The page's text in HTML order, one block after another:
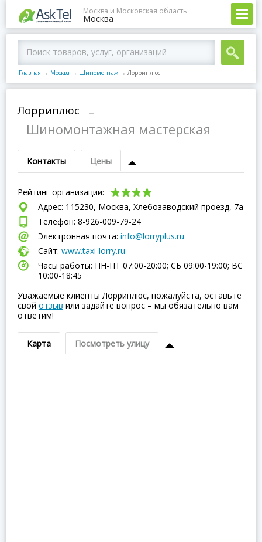
Москва и Московская область
Москва
Главная → Москва → Шиномонтаж → Лорриплюс
Лорриплюс
–
Шиномонтажная мастерская
Контакты Цены
Рейтинг организации:
Адрес: 115230, Москва, Хлебозаводский проезд, 7а
Телефон: 8-926-009-79-24
Электронная почта: info@lorryplus.ru
Сайт: www.taxi-lorry.ru
Часы работы: ПН-ПТ 07:00-20:00; СБ 09:00-19:00; ВC
10:00-18:45
Уважаемые клиенты Лорриплюс, пожалуйста, оставьте
свой отзыв или задайте вопрос – мы обязательно вам
ответим!
Карта Посмотреть улицу